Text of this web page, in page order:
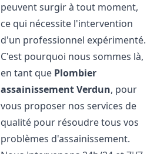
peuvent surgir à tout moment,
ce qui nécessite l'intervention
d'un professionnel expérimenté.
C'est pourquoi nous sommes là,
en tant que Plombier
assainissementVerdun, pour
vous proposer nos services de
qualité pour résoudre tous vos
problèmes d'assainissement.